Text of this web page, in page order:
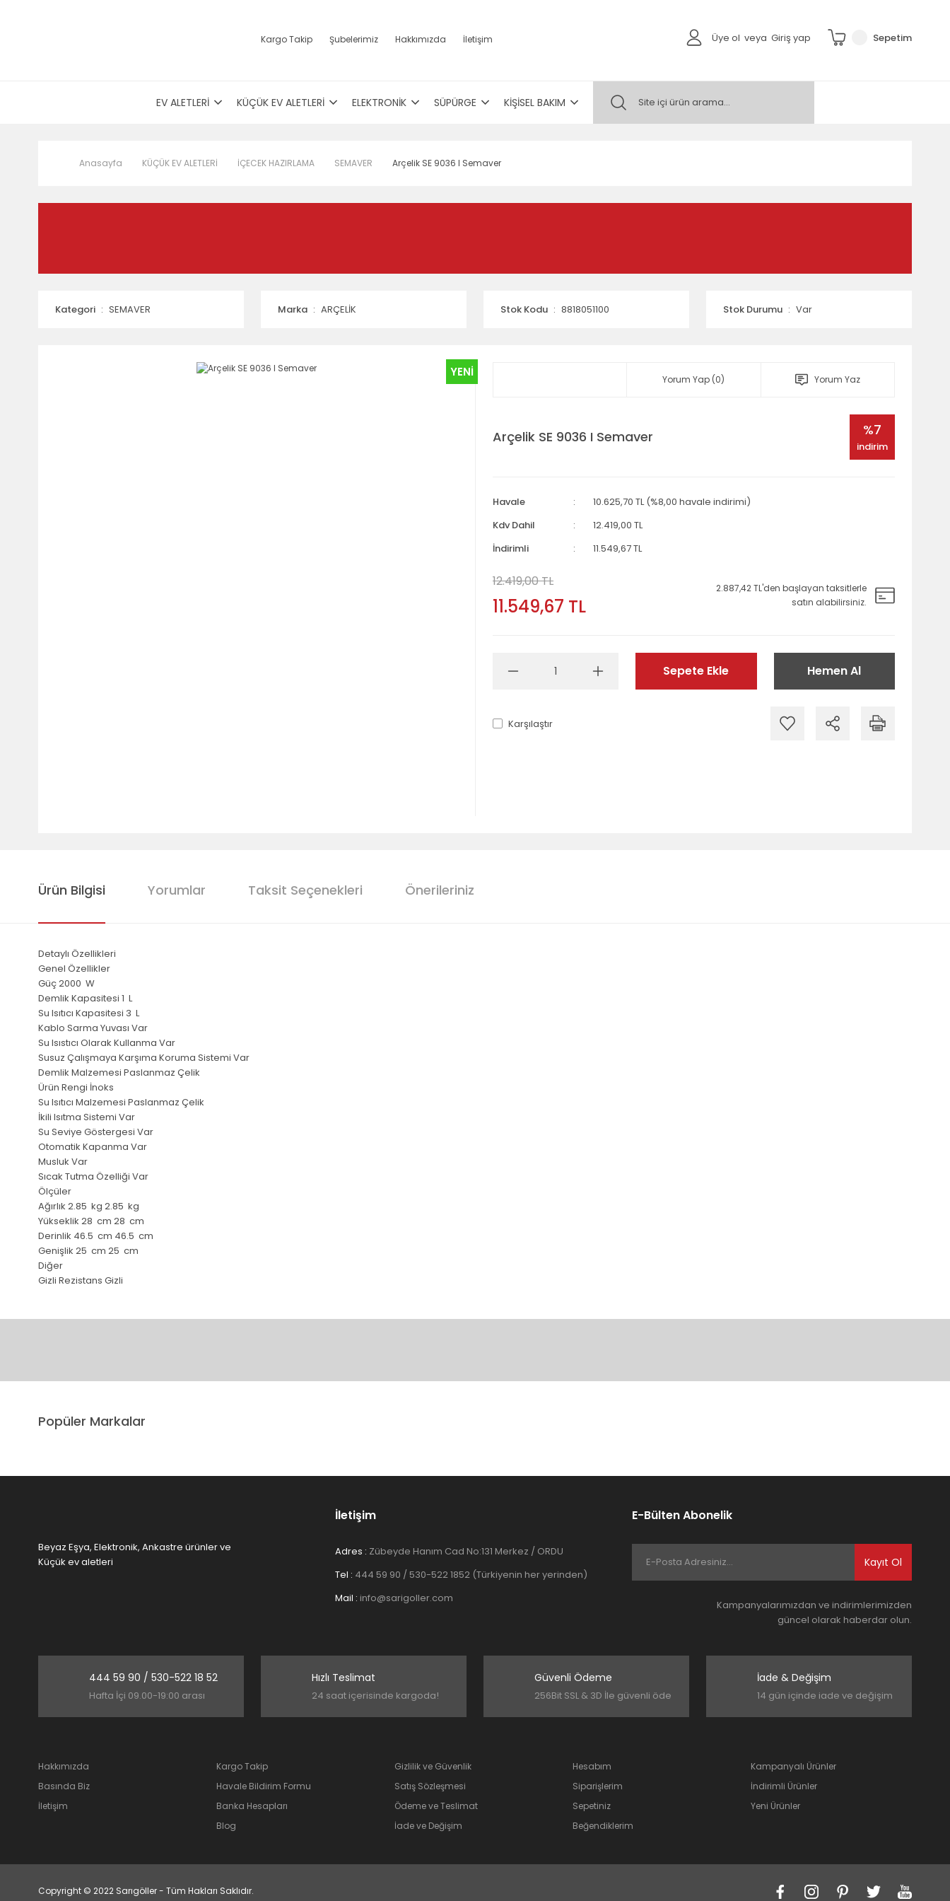
Kargo Takip Şubelerimiz Hakkımızda İletişim Üye ol veya Giriş yap Sepetim
EV ALETLERİ KÜÇÜK EV ALETLERİ ELEKTRONİK SÜPÜRGE KİŞİSEL BAKIM
Anasayfa KÜÇÜK EV ALETLERİ İÇECEK HAZIRLAMA SEMAVER Arçelik SE 9036 I Semaver
Kategori SEMAVER Marka ARÇELİK Stok Kodu 8818051100 Stok Durumu Var
YENİ
Yorum Yap (0) Yorum Yaz
Arçelik SE 9036 I Semaver %7
indirim
Havale
10.625,70 TL (%8,00 havale indirimi)
Kdv Dahil
12.419,00 TL
İndirimli
11.549,67 TL
12.419,00 TL
11.549,67 TL
2.887,42 TL'den başlayan taksitlerle
satın alabilirsiniz.
Sepete Ekle Hemen Al
Karşılaştır
Ürün Bilgisi Yorumlar Taksit Seçenekleri Önerileriniz
Detaylı Özellikleri
Genel Özellikler
Güç 2000 W
Demlik Kapasitesi 1 L
Su Isıtıcı Kapasitesi 3 L
Kablo Sarma Yuvası Var
Su Isıstıcı Olarak Kullanma Var
Susuz Çalışmaya Karşıma Koruma Sistemi Var
Demlik Malzemesi Paslanmaz Çelik
Ürün Rengi İnoks
Su Isıtıcı Malzemesi Paslanmaz Çelik
İkili Isıtma Sistemi Var
Su Seviye Göstergesi Var
Otomatik Kapanma Var
Musluk Var
Sıcak Tutma Özelliği Var
Ölçüler
Ağırlık 2.85 kg 2.85 kg
Yükseklik 28 cm 28 cm
Derinlik 46.5 cm 46.5 cm
Genişlik 25 cm 25 cm
Diğer
Gizli Rezistans Gizli
Ürün açıklamasında eksik bilgiler bulunuyor.
Popüler Markalar
Beyaz Eşya, Elektronik, Ankastre ürünler ve
Küçük ev aletleri
İletişim
Adres : Zübeyde Hanım Cad No:131 Merkez / ORDU
Tel : 444 59 90 / 530-522 1852 (Türkiyenin her yerinden)
Mail : info@sarigoller.com
E-Bülten Abonelik
Kayıt Ol
Kampanyalarımızdan ve indirimlerimizden
güncel olarak haberdar olun.
444 59 90 / 530-522 18 52
Hafta İçi 09.00-19:00 arası
Hızlı Teslimat
24 saat içerisinde kargoda!
Güvenli Ödeme
256Bit SSL & 3D İle güvenli öde
İade & Değişim
14 gün içinde iade ve değişim
Hakkımızda
Basında Biz
İletişim
Kargo Takip
Havale Bildirim Formu
Banka Hesapları
Blog
Gizlilik ve Güvenlik
Satış Sözleşmesi
Ödeme ve Teslimat
İade ve Değişim
Hesabım
Siparişlerim
Sepetiniz
Beğendiklerim
Kampanyalı Ürünler
İndirimli Ürünler
Yeni Ürünler
Copyright © 2022 Sarıgöller - Tüm Hakları Saklıdır.